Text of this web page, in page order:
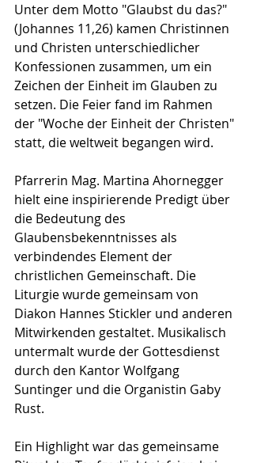
Unter dem Motto "Glaubst du das?"
(Johannes 11,26) kamen Christinnen
und Christen unterschiedlicher
Konfessionen zusammen, um ein
Zeichen der Einheit im Glauben zu
setzen. Die Feier fand im Rahmen
der "Woche der Einheit der Christen"
statt, die weltweit begangen wird.
Pfarrerin Mag. Martina Ahornegger
hielt eine inspirierende Predigt über
die Bedeutung des
Glaubensbekenntnisses als
verbindendes Element der
christlichen Gemeinschaft. Die
Liturgie wurde gemeinsam von
Diakon Hannes Stickler und anderen
Mitwirkenden gestaltet. Musikalisch
untermalt wurde der Gottesdienst
durch den Kantor Wolfgang
Suntinger und die Organistin Gaby
Rust.
Ein Highlight war das gemeinsame